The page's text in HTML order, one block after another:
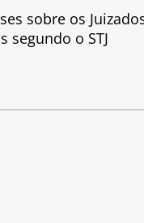
sobre os
segundo o STJ